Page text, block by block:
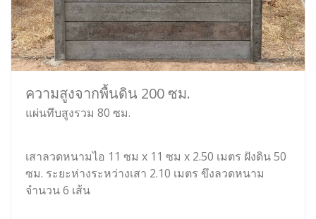
ความสูงจากพื้นดิน 200 ซม.
แผ่นทึบสูงรวม 80 ซม.
เสาลวดหนามไอ 11 ซม x 11 ซม x 2.50 เมตร ฝังดิน 50
ซม. ระยะห่างระหว่างเสา 2.10 เมตร ขึงลวดหนาม
จำนวน 6 เส้น